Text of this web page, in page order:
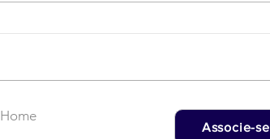
Home
Associe-se